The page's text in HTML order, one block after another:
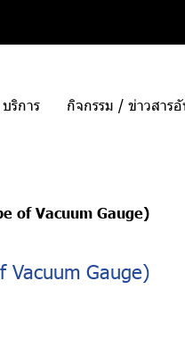
บริการ กิจกรรม / ข่าวสาร
of Vacuum Gauge)
Gauge)